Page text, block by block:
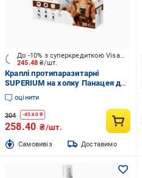
245.48₴/шт.
До -10% з суперкредиткою Visa Вигода
Краплі протипаразитарні
SUPERIUM на холку Панацея для
собак 20-30 кг
оцінити
304 -45.60₴
258.40 ₴/шт.
Cамовивіз Доставимо